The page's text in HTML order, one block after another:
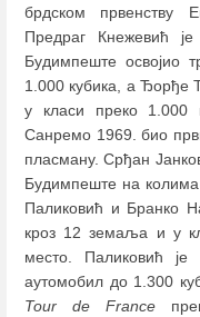
брдском првенству
Предраг Кнежевић
Будимпеште освојио
1.000 кубика, а Ђорђе
у класи преко 1.000
Санремо 1969. био
пласману. Срђан
Будимпеште на колима
Паликовић и Бранко
кроз 12 земаља и у
место. Паликовић
аутомобил до 1.300
Tour de France